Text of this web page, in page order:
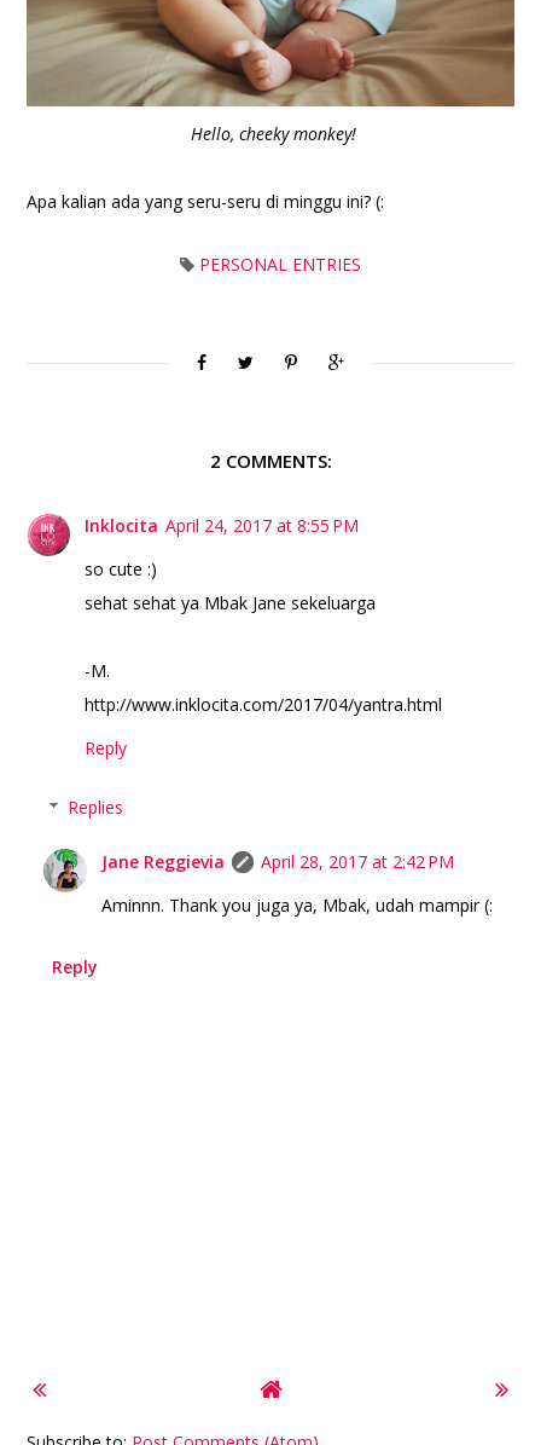
Hello, cheeky monkey!
Apa kalian ada yang seru-seru di minggu ini? (:
PERSONAL ENTRIES
2 COMMENTS:
Inklocita April 24, 2017 at 8:55 PM
so cute :)
sehat sehat ya Mbak Jane sekeluarga
-M.
http://www.inklocita.com/2017/04/yantra.html
Reply
Replies
Jane Reggievia
April 28, 2017 at 2:42 PM
Aminnn. Thank you juga ya, Mbak, udah mampir (:
Reply